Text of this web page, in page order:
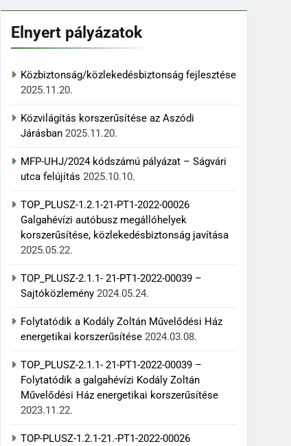
Elnyert pályázatok
Közbiztonság/közlekedésbiztonság fejlesztése
2025.11.20.
Közvilágítás korszerűsítése az Aszódi
Járásban 2025.11.20.
MFP-UHJ/2024 kódszámú pályázat – Ságvári
utca felújítás 2025.10.10.
TOP_PLUSZ-1.2.1-21-PT1-2022-00026
Galgahévízi autóbusz megállóhelyek
korszerűsítése, közlekedésbiztonság javítása
2025.05.22.
TOP_PLUSZ-2.1.1- 21-PT1-2022-00039 –
Sajtóközlemény 2024.05.24.
Folytatódik a Kodály Zoltán Művelődési Ház
energetikai korszerűsítése 2024.03.08.
TOP_PLUSZ-2.1.1- 21-PT1-2022-00039 –
Folytatódik a galgahévízi Kodály Zoltán
Művelődési Ház energetikai korszerűsítése
2023.11.22.
TOP-PLUSZ-1.2.1-21.-PT1-2022-00026